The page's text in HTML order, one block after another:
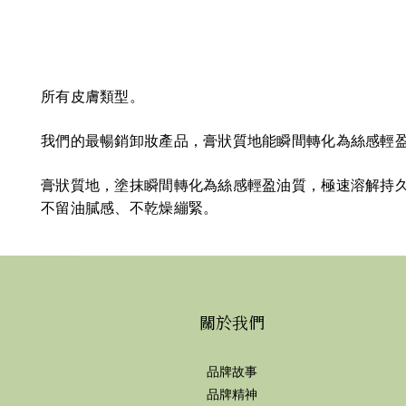
所有皮膚類型。
我們的最暢銷卸妝產品，膏狀質地能瞬間轉化為絲感輕
膏狀質地，塗抹瞬間轉化為絲感輕盈油質，極速溶解持
不留油膩感、不乾燥繃緊。
關於我們
品牌故事
品牌精神